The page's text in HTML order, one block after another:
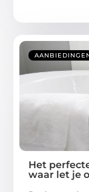
Het
waar let je